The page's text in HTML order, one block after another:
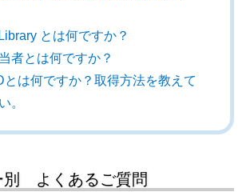
とは何ですか？
者とは何ですか？
とは何ですか？取得方法を教えて
。
別 よくあるご質問